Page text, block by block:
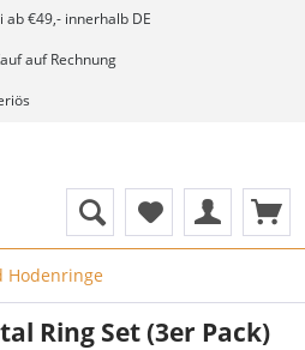
€49,- innerhalb DE
auf Rechnung
Hodenringe
Ring Set (3er Pack)